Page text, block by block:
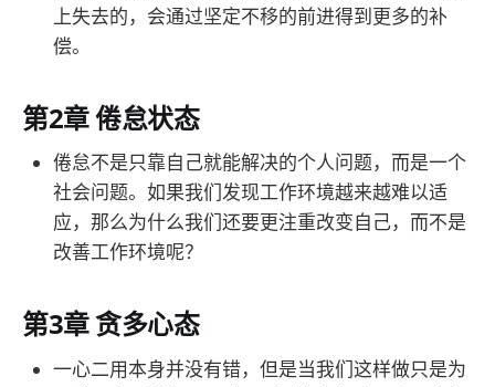
上失去的，会通过坚定不移的前进得到更多的补
偿。
第2章 倦怠状态
倦怠不是只靠自己就能解决的个人问题，而是一个
社会问题。如果我们发现工作环境越来越难以适
应，那么为什么我们还要更注重改变自己，而不是
改善工作环境呢？
第3章 贪多心态
一心二用本身并没有错，但是当我们这样做只是为